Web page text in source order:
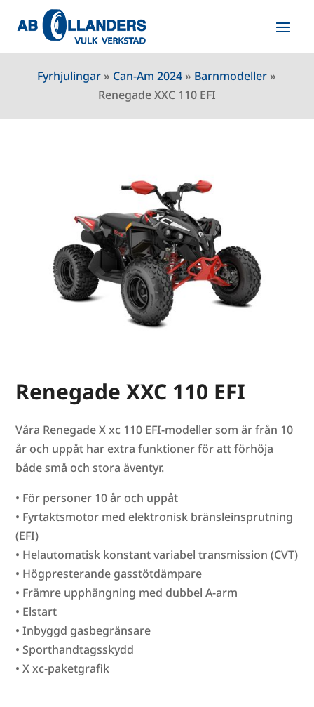
Fyrhjulingar » Can-Am 2024 » Barnmodeller »
Renegade XXC 110 EFI
Renegade XXC 110 EFI
Våra Renegade X xc 110 EFI-modeller som är från 10
år och uppåt har extra funktioner för att förhöja
både små och stora äventyr.
• För personer 10 år och uppåt
• Fyrtaktsmotor med elektronisk bränsleinsprutning
(EFI)
• Helautomatisk konstant variabel transmission (CVT)
• Högpresterande gasstötdämpare
• Främre upphängning med dubbel A-arm
• Elstart
• Inbyggd gasbegränsare
• Sporthandtagsskydd
• X xc-paketgrafik